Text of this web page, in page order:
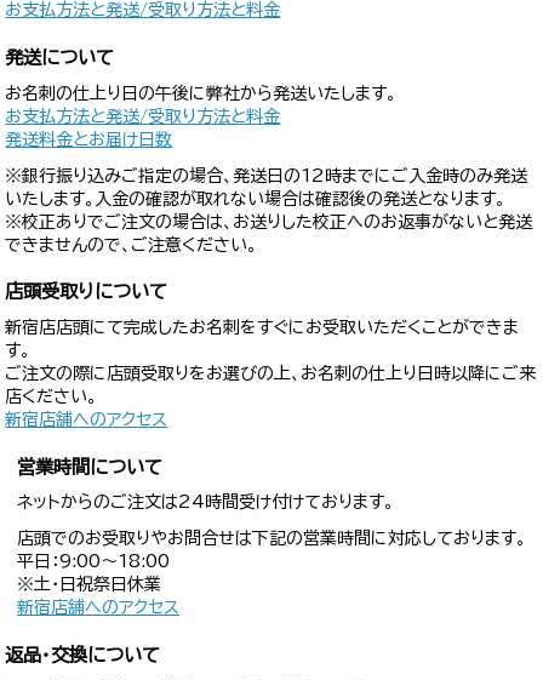
お支払方法と発送/受取り方法と料金
発送について
お名刺の仕上り日の午後に弊社から発送いたします。
お支払方法と発送/受取り方法と料金
発送料金とお届け日数
※銀行振り込みご指定の場合、発送日の12時までにご入金時のみ発送
いたします。入金の確認が取れない場合は確認後の発送となります。
※校正ありでご注文の場合は、お送りした校正へのお返事がないと発送
できませんので、ご注意ください。
店頭受取りについて
新宿店店頭にて完成したお名刺をすぐにお受取いただくことができま
す。
ご注文の際に店頭受取りをお選びの上、お名刺の仕上り日時以降にご来
店ください。
新宿店舗へのアクセス
営業時間について
ネットからのご注文は24時間受け付けております。
店頭でのお受取りやお問合せは下記の営業時間に対応しております。
平日：9:00〜18:00
※土・日祝祭日休業
新宿店舗へのアクセス
返品・交換について